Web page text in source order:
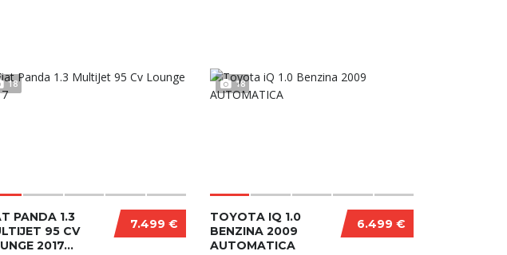
18
7.499 €
PANDA 1.3
95 CV
2017...
18
6.499 €
TOYOTA IQ 1.0
BENZINA 2009
AUTOMATICA